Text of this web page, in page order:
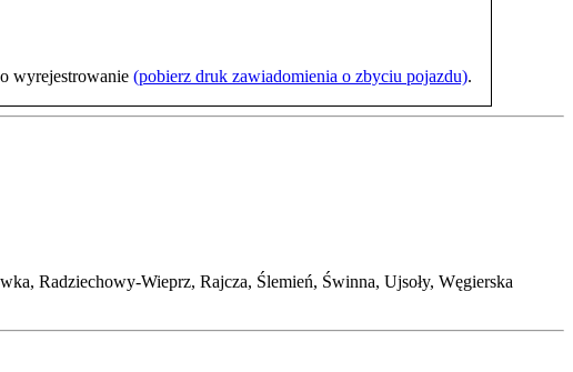
wyrejestrowanie (pobierz druk zawiadomienia o zbyciu pojazdu).
Radziechowy-Wieprz, Rajcza, Ślemień, Świnna, Ujsoły, Węgierska